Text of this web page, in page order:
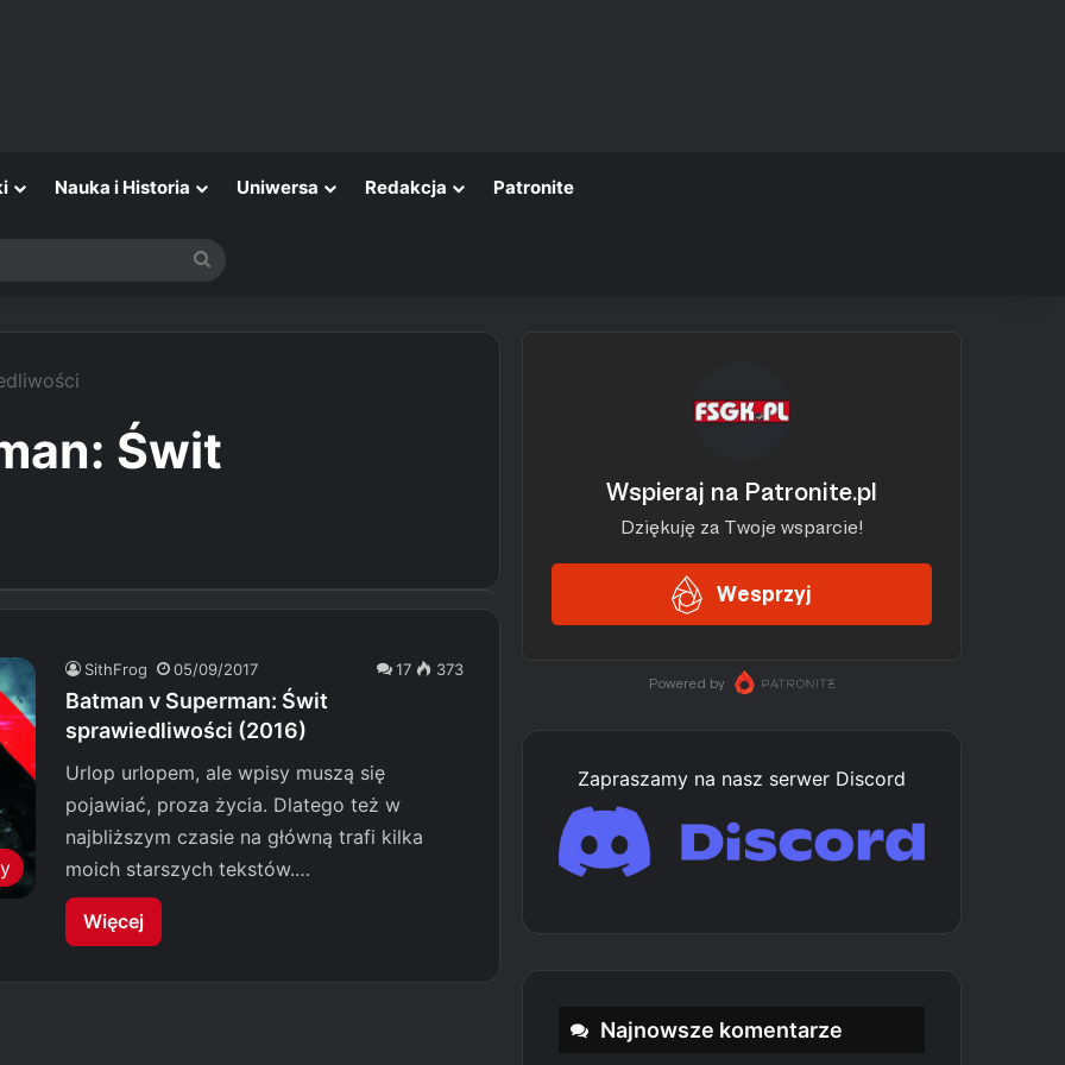
Nauka i Historia Uniwersa Redakcja Patronite
Świt
SithFrog 05/09/2017 17 373
Batman v Superman: Świt
sprawiedliwości (2016)
Urlop urlopem, ale wpisy muszą się
pojawiać, proza życia. Dlatego też w
najbliższym czasie na główną trafi kilka
moich starszych tekstów.…
Więcej
Zapraszamy na nasz serwer Discord
Najnowsze komentarze